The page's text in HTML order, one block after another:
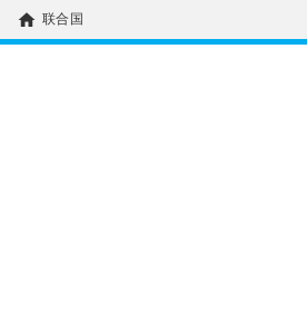
home 联合国